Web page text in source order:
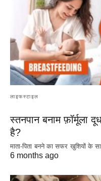
लाइफस्टाइल
स्तनपान बनाम फ़ॉर्मूला
है?
माता-पिता बनने का सफर खुशियों के
6 months ago